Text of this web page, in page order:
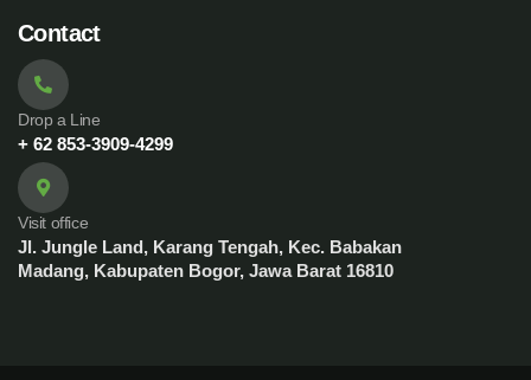
Contact
Drop a Line
+ 62 853-3909-4299
Visit office
Jl. Jungle Land, Karang Tengah, Kec. Babakan
Madang, Kabupaten Bogor, Jawa Barat 16810